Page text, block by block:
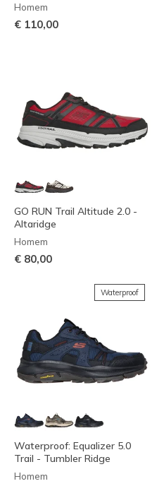
Homem
€ 110,00
GO RUN Trail Altitude 2.0 -
Altaridge
Homem
€ 80,00
Waterproof
Waterproof: Equalizer 5.0
Trail - Tumbler Ridge
Homem